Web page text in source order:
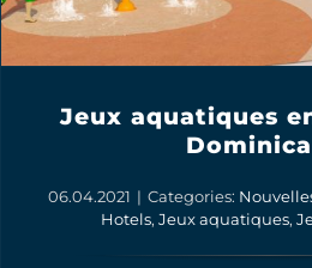
Jeux aquatiques
06.04.2021 | Categories:
Hotels, Jeux aquatiques,